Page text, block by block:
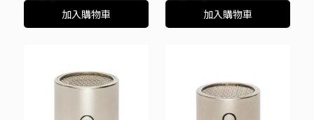
加入購物車 加入購物車